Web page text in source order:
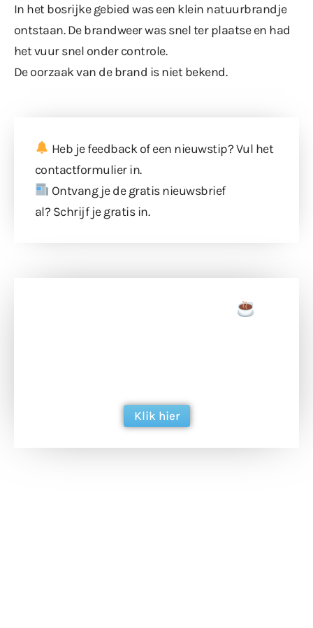
In het bosrijke gebied was een klein natuurbrandje
ontstaan. De brandweer was snel ter plaatse en had
het vuur snel onder controle.
De oorzaak van de brand is niet bekend.
Heb je feedback of een nieuwstip? Vul het
contactformulierin.
Ontvang je de gratis nieuwsbrief
al? Schrijf je gratis in.
Klik hier